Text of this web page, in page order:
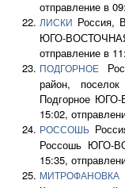
отправление в
ЛИСКИ
Россия,
ЮГО-
отправление в
ПОДГОРНОЕ
район, поселок
Подгорное
15:02,
РОССОШЬ
Россошь ЮГО-
15:35,
МИТРОФАНОВКА